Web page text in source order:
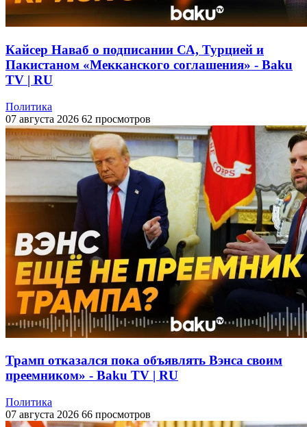
Кайсер Наваб о подписании СА, Турцией и
Пакистаном «Мекканского соглашения» - Baku
TV | RU
Политика
07 августа 2026 62 просмотров
Трамп отказался пока объявлять Вэнса своим
преемником» - Baku TV | RU
Политика
07 августа 2026 66 просмотров